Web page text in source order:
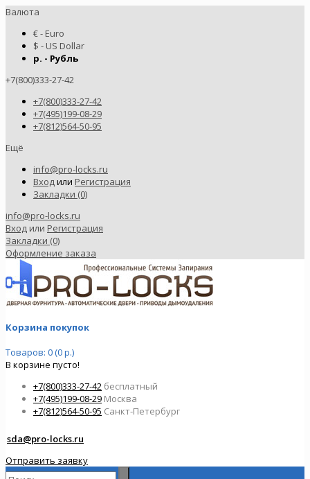
Валюта
€ - Euro
$ - US Dollar
р. - Рубль
+7(800)333-27-42
+7(800)333-27-42
+7(495)199-08-29
+7(812)564-50-95
Ещё
info@pro-locks.ru
Входили Регистрация
Закладки (0)
info@pro-locks.ru
Вход или Регистрация
Закладки (0)
Оформление заказа
Корзина покупок
Товаров: 0 (0 р.)
В корзине пусто!
+7(800)333-27-42 бесплатный
+7(495)199-08-29 Москва
+7(812)564-50-95 Санкт-Петербург
sda@pro-locks.ru
Отправить заявку